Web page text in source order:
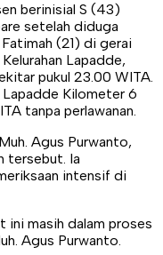
berinisial S (43)
setelah diduga
(21) di gerai
Lapadde,
pukul 23.00 WITA.
Lapadde Kilometer 6
tanpa perlawanan.
Agus Purwanto,
tersebut. Ia
intensif di
ini masih dalam proses
Agus Purwanto.